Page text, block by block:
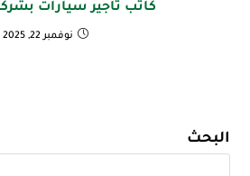
كاتب تأجير سيارات
نوفمبر 22, 2025
البحث